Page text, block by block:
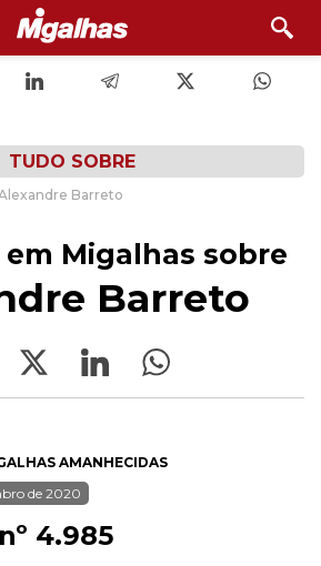
TUDO SOBRE
Barreto
em Migalhas sobre
Barreto
AMANHECIDAS
de 2020
4.985